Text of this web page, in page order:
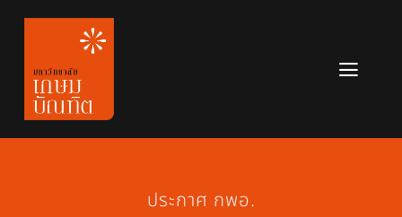
Skip
content
หลักสูตร
ประกาศ กพอ.